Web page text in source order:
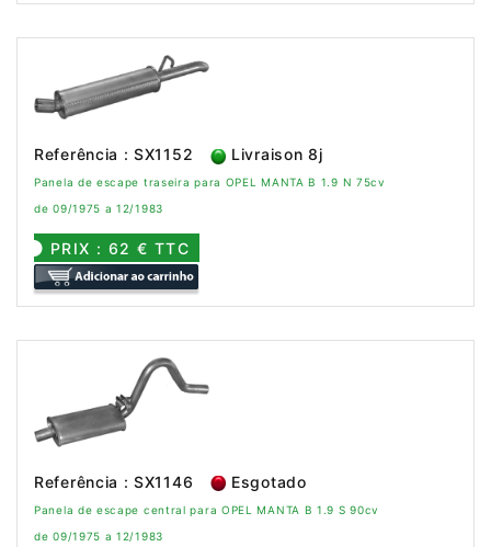
Referência : SX1152 Livraison 8j
Panela de escape traseira para OPEL MANTA B 1.9 N 75cv
de 09/1975 a 12/1983
PRIX : 62 € TTC
Referência : SX1146 Esgotado
Panela de escape central para OPEL MANTA B 1.9 S 90cv
de 09/1975 a 12/1983